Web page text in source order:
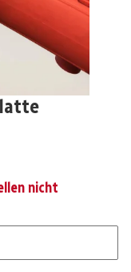
nicht